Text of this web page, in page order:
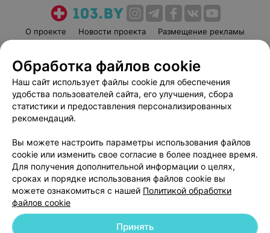
О проекте Новости проекта
Размещение рекламы
Пользовательское соглашение
Способы оплаты
Вакансии
Партнеры
Написать руководителю 103.by
Обработка персональных данных
Обработка файлов cookie
Наш сайт использует файлы cookie для обеспечения
удобства пользователей сайта, его улучшения, сбора
статистики и предоставления персонализированных
рекомендаций.
Вы можете настроить параметры использования файлов
cookie или изменить свое согласие в более позднее время.
Для получения дополнительной информации о целях,
сроках и порядке использования файлов cookie вы
можете ознакомиться с нашей Политикой обработки
файлов cookie
Принять